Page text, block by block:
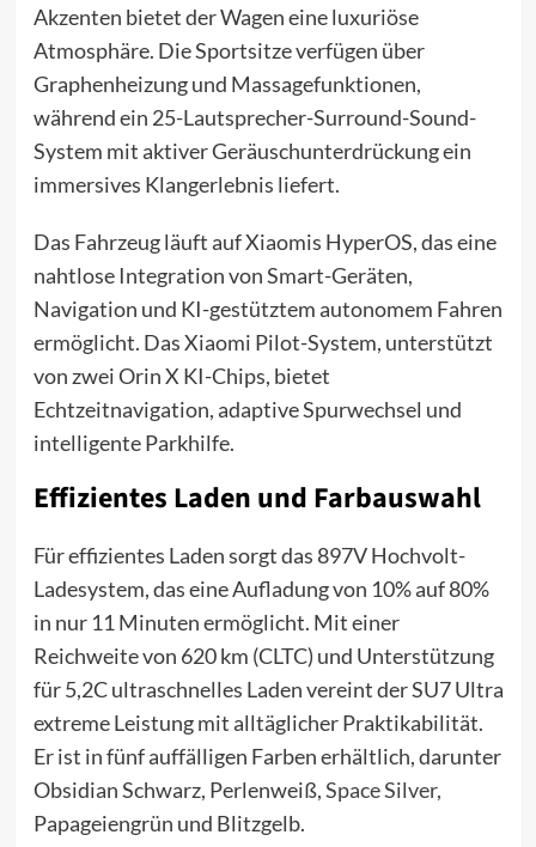
Akzenten bietet der Wagen eine luxuriöse
Atmosphäre. Die Sportsitze verfügen über
Graphenheizung und Massagefunktionen,
während ein 25-Lautsprecher-Surround-Sound-
System mit aktiver Geräuschunterdrückung ein
immersives Klangerlebnis liefert.
Das Fahrzeug läuft auf Xiaomis HyperOS, das eine
nahtlose Integration von Smart-Geräten,
Navigation und KI-gestütztem autonomem Fahren
ermöglicht. Das Xiaomi Pilot-System, unterstützt
von zwei Orin X KI-Chips, bietet
Echtzeitnavigation, adaptive Spurwechsel und
intelligente Parkhilfe.
Effizientes Laden und Farbauswahl
Für effizientes Laden sorgt das 897V Hochvolt-
Ladesystem, das eine Aufladung von 10% auf 80%
in nur 11 Minuten ermöglicht. Mit einer
Reichweite von 620 km (CLTC) und Unterstützung
für 5,2C ultraschnelles Laden vereint der SU7 Ultra
extreme Leistung mit alltäglicher Praktikabilität.
Er ist in fünf auffälligen Farben erhältlich, darunter
Obsidian Schwarz, Perlenweiß,Space Silver,
Papageiengrün und Blitzgelb.